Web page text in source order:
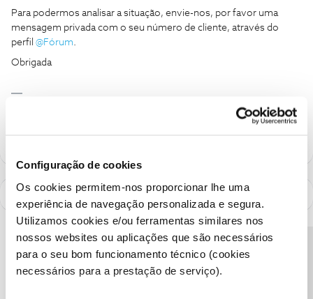
Configuração de cookies
Os cookies permitem-nos proporcionar lhe uma
experiência de navegação personalizada e segura.
Utilizamos cookies e/ou ferramentas similares nos
nossos websites ou aplicações que são necessários
para o seu bom funcionamento técnico (cookies
necessários para a prestação de serviço).
Para podermos analisar a situação, envie-nos, por favor uma
mensagem privada com o seu número de cliente, através do
perfil @Fórum.
Obrigada
Ajude a comunidade a encontrar informação relevante. Marque
como "Melhor Resposta" e faça "Like" nos melhores comentários.